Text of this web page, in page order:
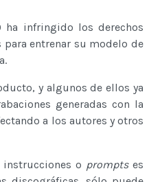
ha infringido los derechos
entrenar su modelo de
y algunos de ellos ya
generadas con la
a los autores y otros
o promptses